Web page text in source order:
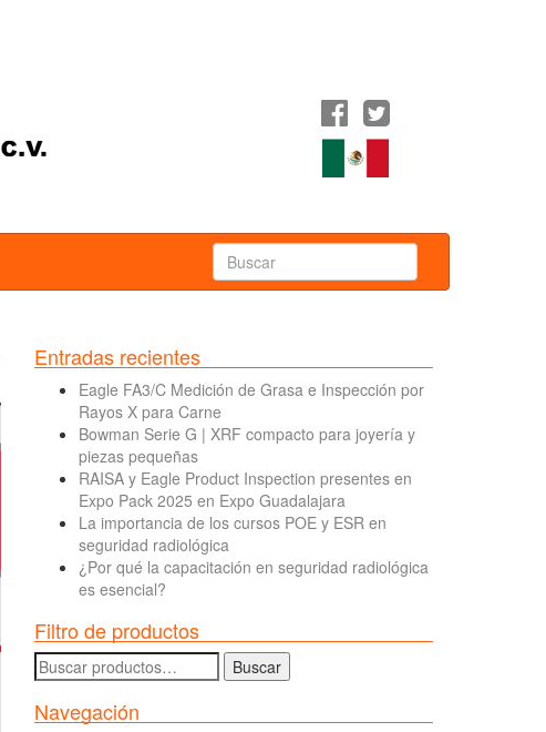
Entradas recientes
Eagle FA3/C Medición de Grasa e Inspección por
Rayos X para Carne
Bowman Serie G | XRF compacto para joyería y
piezas pequeñas
RAISA y Eagle Product Inspection presentes en
Expo Pack 2025 en Expo Guadalajara
La importancia de los cursos POE y ESR en
seguridad radiológica
¿Por qué la capacitación en seguridad radiológica
es esencial?
Filtro de productos
Buscar
por:
Buscar
Navegación